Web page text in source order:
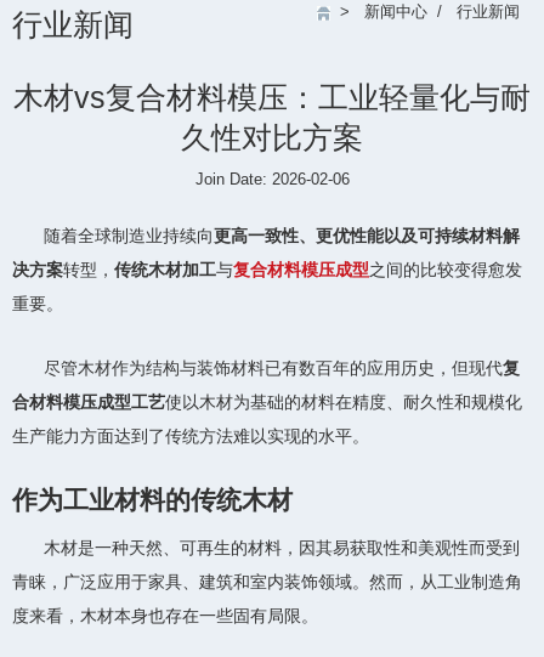
行业新闻 > 新闻中心 / 行业新闻
木材vs复合材料模压：工业轻量化与耐
久性对比方案
Join Date: 2026-02-06
随着全球制造业持续向更高一致性、更优性能以及可持续材料解
决方案转型， 传统木材加工与复合材料模压成型之间的比较变得愈发
重要。
尽管木材作为结构与装饰材料已有数百年的应用历史，但现代复
合材料模压成型工艺使以木材为基础的材料在精度、耐久性和规模化
生产能力方面达到了传统方法难以实现的水平。
作为工业材料的传统木材
木材是一种天然、可再生的材料，因其易获取性和美观性而受到
青睐，广泛应用于家具、建筑和室内装饰领域。然而，从工业制造角
度来看，木材本身也存在一些固有局限。